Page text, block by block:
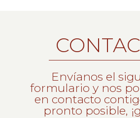
Envíanos el
formulario y nos
en contacto
pronto posible,